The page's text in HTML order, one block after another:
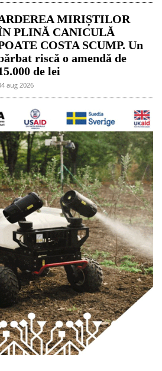
MIRIȘTILOR
PLINĂ CANICULĂ
COSTA SCUMP. Un
riscă o amendă de
de lei
aug 2026